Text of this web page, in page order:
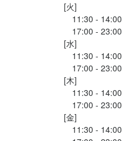
[火]
11:30 - 14:00
17:00 - 23:00
[水]
11:30 - 14:00
17:00 - 23:00
[木]
11:30 - 14:00
17:00 - 23:00
[金]
11:30 - 14:00
最終更新日2025/03/04